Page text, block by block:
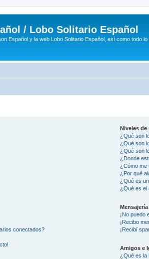
/ Lobo Solitario Español
Español y la web Lobo Solitario Español, así como todo
conectados?
Niveles
¿Qué son
¿Qué son
¿Qué son
¿Donde
¿Cómo me
¿Por qué
¿Qué es
¿Qué es el
¡No puedo
¡Recibo
¡Recibí
Amigos e
¿Qué es la